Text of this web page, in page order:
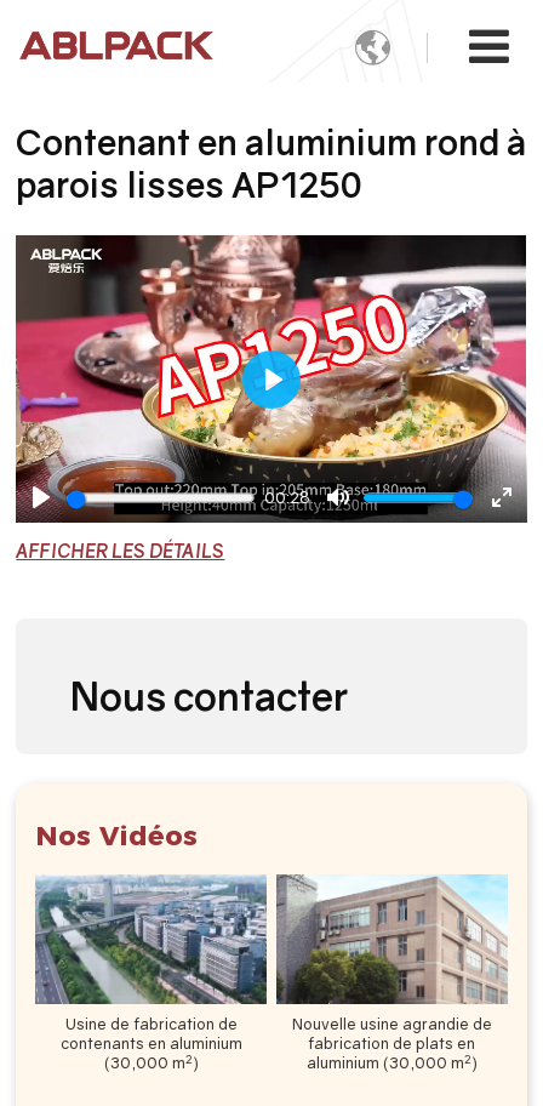

Contenant en aluminium rond à
parois lisses AP1250
Play
00:28
Mute
Play
AFFICHER LES DÉTAILS
Nous contacter
Nos Vidéos
Usine de fabrication de
contenants en aluminium
(30,000 m2)
Nouvelle usine agrandie de
fabrication de plats en
aluminium (30,000 m2)